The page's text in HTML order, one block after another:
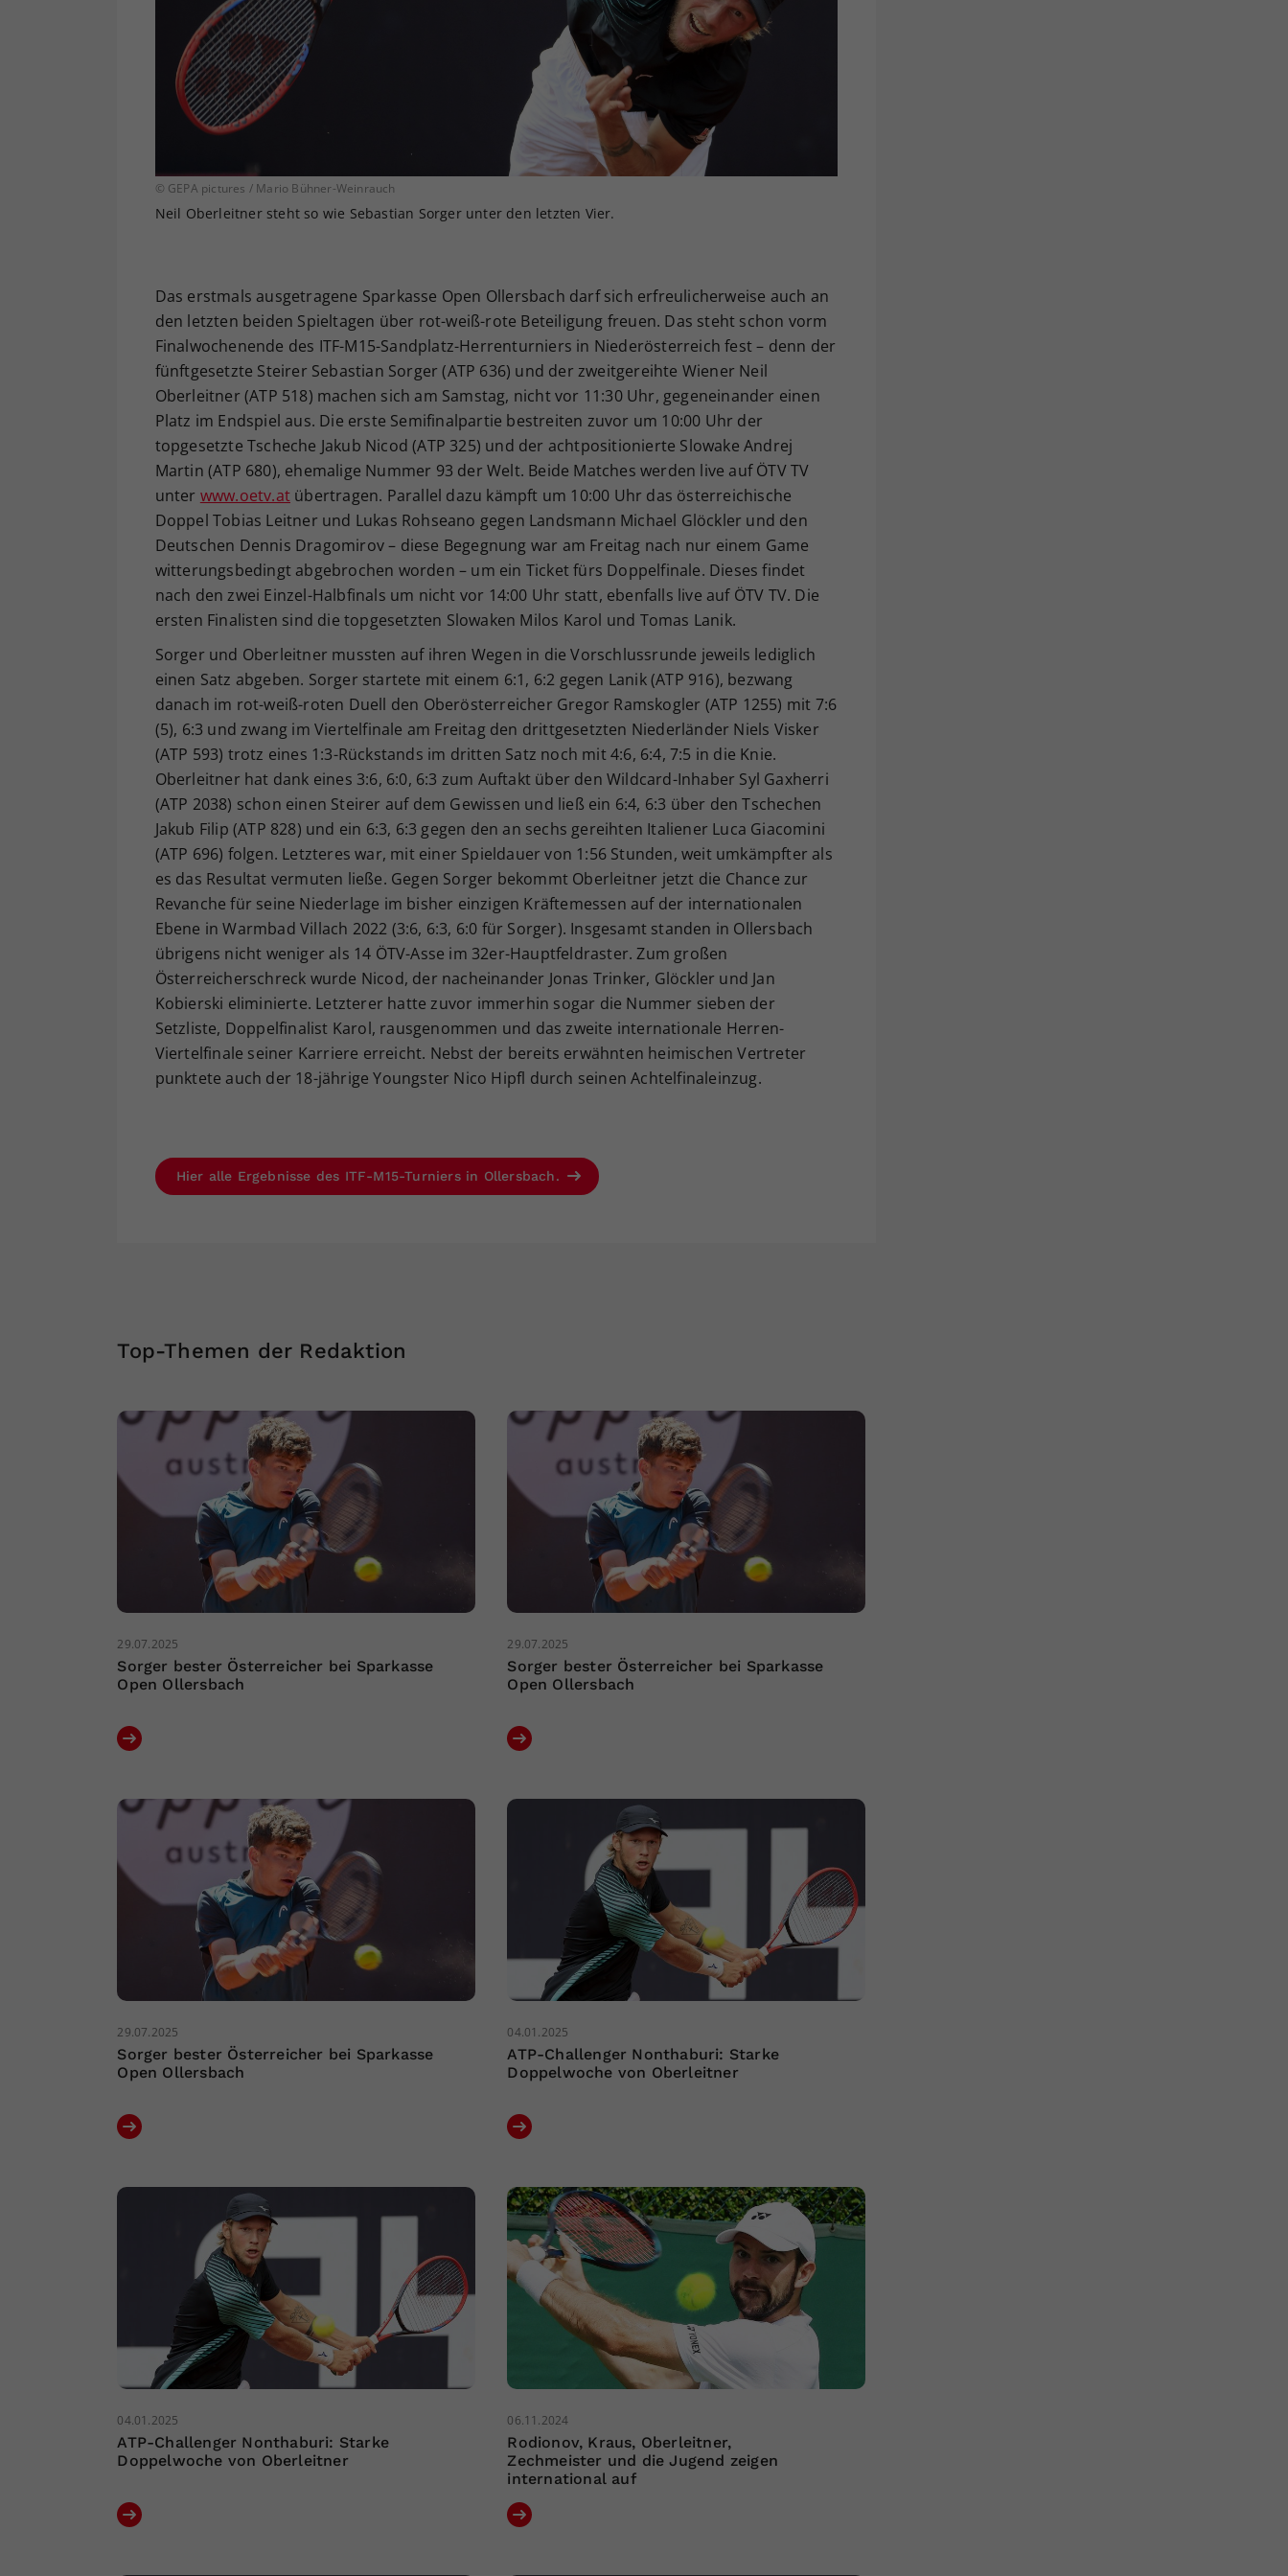
© GEPA pictures / Mario Bühner-Weinrauch
Neil Oberleitner steht so wie Sebastian Sorger unter den letzten Vier.
Das erstmals ausgetragene Sparkasse Open Ollersbach darf sich erfreulicherweise auch an
den letzten beiden Spieltagen über rot-weiß-rote Beteiligung freuen. Das steht schon vorm
Finalwochenende des ITF-M15-Sandplatz-Herrenturniers in Niederösterreich fest – denn der
fünftgesetzte Steirer Sebastian Sorger (ATP 636) und der zweitgereihte Wiener Neil
Oberleitner (ATP 518) machen sich am Samstag, nicht vor 11:30 Uhr, gegeneinander einen
Platz im Endspiel aus. Die erste Semifinalpartie bestreiten zuvor um 10:00 Uhr der
topgesetzte Tscheche Jakub Nicod (ATP 325) und der achtpositionierte Slowake Andrej
Martin (ATP 680), ehemalige Nummer 93 der Welt. Beide Matches werden live auf ÖTV TV
unter www.oetv.at übertragen. Parallel dazu kämpft um 10:00 Uhr das österreichische
Doppel Tobias Leitner und Lukas Rohseano gegen Landsmann Michael Glöckler und den
Deutschen Dennis Dragomirov – diese Begegnung war am Freitag nach nur einem Game
witterungsbedingt abgebrochen worden – um ein Ticket fürs Doppelfinale. Dieses findet
nach den zwei Einzel-Halbfinals um nicht vor 14:00 Uhr statt, ebenfalls live auf ÖTV TV. Die
ersten Finalisten sind die topgesetzten Slowaken Milos Karol und Tomas Lanik.
Sorger und Oberleitner mussten auf ihren Wegen in die Vorschlussrunde jeweils lediglich
einen Satz abgeben. Sorger startete mit einem 6:1, 6:2 gegen Lanik (ATP 916), bezwang
danach im rot-weiß-roten Duell den Oberösterreicher Gregor Ramskogler (ATP 1255) mit 7:6
(5), 6:3 und zwang im Viertelfinale am Freitag den drittgesetzten Niederländer Niels Visker
(ATP 593) trotz eines 1:3-Rückstands im dritten Satz noch mit 4:6, 6:4, 7:5 in die Knie.
Oberleitner hat dank eines 3:6, 6:0, 6:3 zum Auftakt über den Wildcard-Inhaber Syl Gaxherri
(ATP 2038) schon einen Steirer auf dem Gewissen und ließ ein 6:4, 6:3 über den Tschechen
Jakub Filip (ATP 828) und ein 6:3, 6:3 gegen den an sechs gereihten Italiener Luca Giacomini
(ATP 696) folgen. Letzteres war, mit einer Spieldauer von 1:56 Stunden, weit umkämpfter als
es das Resultat vermuten ließe. Gegen Sorger bekommt Oberleitner jetzt die Chance zur
Revanche für seine Niederlage im bisher einzigen Kräftemessen auf der internationalen
Ebene in Warmbad Villach 2022 (3:6, 6:3, 6:0 für Sorger). Insgesamt standen in Ollersbach
übrigens nicht weniger als 14 ÖTV-Asse im 32er-Hauptfeldraster. Zum großen
Österreicherschreck wurde Nicod, der nacheinander Jonas Trinker, Glöckler und Jan
Kobierski eliminierte. Letzterer hatte zuvor immerhin sogar die Nummer sieben der
Setzliste, Doppelfinalist Karol, rausgenommen und das zweite internationale Herren-
Viertelfinale seiner Karriere erreicht. Nebst der bereits erwähnten heimischen Vertreter
punktete auch der 18-jährige Youngster Nico Hipfl durch seinen Achtelfinaleinzug.
Hier alle Ergebnisse des ITF-M15-Turniers in Ollersbach.
Top-Themen der Redaktion
29.07.2025
Sorger bester Österreicher bei Sparkasse
Open Ollersbach
29.07.2025
Sorger bester Österreicher bei Sparkasse
Open Ollersbach
29.07.2025
Sorger bester Österreicher bei Sparkasse
Open Ollersbach
04.01.2025
ATP-Challenger Nonthaburi: Starke
Doppelwoche von Oberleitner
04.01.2025
ATP-Challenger Nonthaburi: Starke
Doppelwoche von Oberleitner
06.11.2024
Rodionov, Kraus, Oberleitner,
Zechmeister und die Jugend zeigen
international auf
Ihrer vorgenommen Einstellungen, falls der
Webseiten-Betreiber dies eingestellt hat.